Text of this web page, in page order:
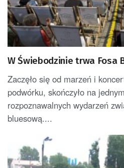
W Świebodzinie trwa Fosa
Zaczęło się od marzeń i
podwórku, skończyło na
rozpoznawalnych wydarzeń
bluesową....